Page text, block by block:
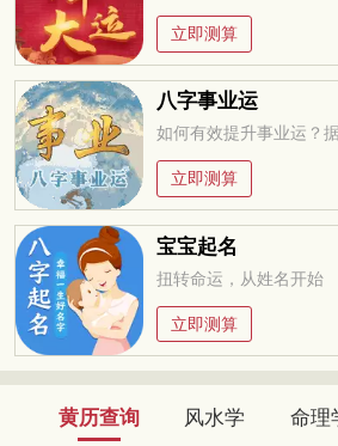
立即测算
八字事业运
如何有效提升事业运？
立即测算
宝宝起名
扭转命运，从姓名开始
立即测算
黄历查询 风水学 命理